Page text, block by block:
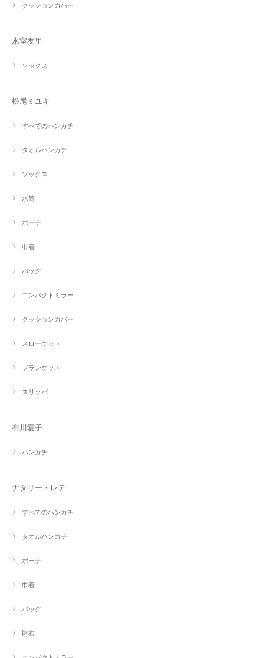
クッションカバー
氷室友里
ソックス
松尾ミユキ
すべてのハンカチ
タオルハンカチ
ソックス
水筒
ポーチ
巾着
バッグ
コンパクトミラー
クッションカバー
スローケット
ブランケット
スリッパ
布川愛子
ハンカチ
ナタリー・レテ
すべてのハンカチ
タオルハンカチ
ポーチ
巾着
バッグ
財布